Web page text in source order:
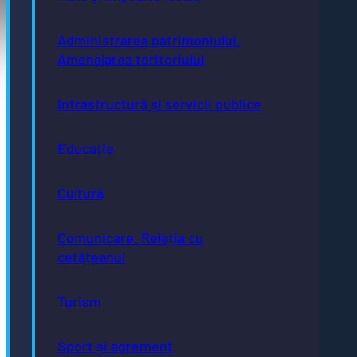
Administrarea patrimoniului.
Amenajarea teritoriului
Infrastructură și servicii publice
Educație
Cultură
Comunicare. Relația cu
cetățeanul
Turism
Sport și agrement
Adresă
Piaţa Centrală nr.6 Bistriţa, 420040
primaria@municipiulbistrita.ro
0263-224508
Pagini utile
Urbanism și cadastru
Achiziții publice